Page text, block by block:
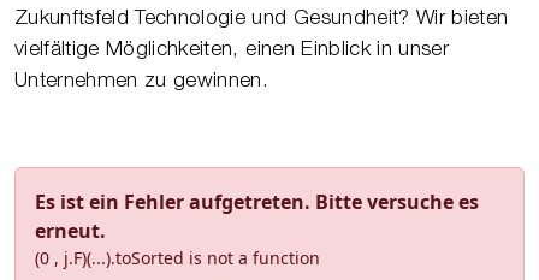
Zukunftsfeld Technologie und Gesundheit? Wir bieten
vielfältige Möglichkeiten, einen Einblick in unser
Unternehmen zu gewinnen.
Es ist ein Fehler aufgetreten. Bitte versuche es
erneut.
(0 , j.F)(...).toSorted is not a function